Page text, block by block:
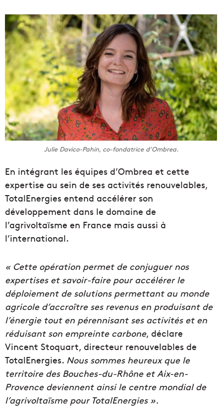
Julie Davico-Pahin, co-fondatrice d’Ombrea.
En intégrant les équipes d’Ombrea et cette
expertise au sein de ses activités renouvelables,
TotalEnergies entend accélérer son
développement dans le domaine de
l’agrivoltaïsme en France mais aussi à
l’international.
« Cette opération permet de conjuguer nos
expertises et savoir-faire pour accélérer le
déploiement de solutions permettant au monde
agricole d’accroître ses revenus en produisant de
l’énergie tout en pérennisant ses activités et en
réduisant son empreinte carbone, déclare
Vincent Stoquart, directeur renouvelables de
TotalEnergies. Nous sommes heureux que le
territoire des Bouches-du-Rhône et Aix-en-
Provence deviennent ainsi le centre mondial de
l’agrivoltaïsme pour TotalEnergies ».